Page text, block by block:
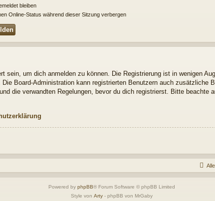
bleiben
Online-Status während dieser Sitzung verbergen
sein, um dich anmelden zu können. Die Registrierung ist in wenigen
Board-Administration kann registrierten Benutzern auch zusätzliche
die verwandten Regelungen, bevor du dich registrierst. Bitte beachte
Powered by phpBB® Forum Software © phpBB Limited
Style von Arty - phpBB von MrGaby